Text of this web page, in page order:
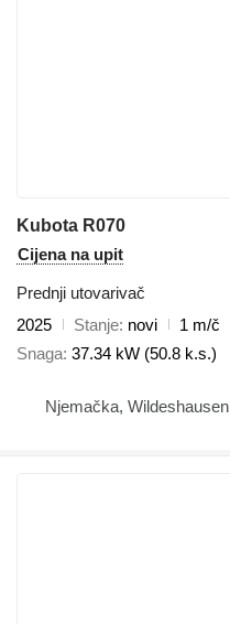
Kubota R070
Cijena na upit
Prednji utovarivač
2025
Stanje novi
1 m/č
Snaga 37.34 kW (50.8 k.s.)
Njemačka, Wildeshausen